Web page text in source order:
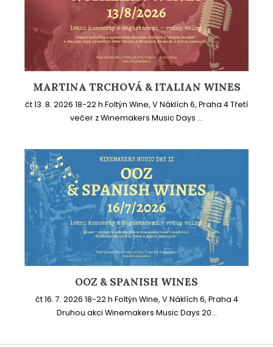
MARTINA TRCHOVÁ & ITALIAN WINES
čt 13. 8. 2026 18-22 h Foltýn Wine, V Náklích 6, Praha 4 Třetí
večer z Winemakers Music Days ...
OOZ & SPANISH WINES
čt 16. 7. 2026 18-22 h Foltýn Wine, V Náklích 6, Praha 4
Druhou akci Winemakers Music Days 20...